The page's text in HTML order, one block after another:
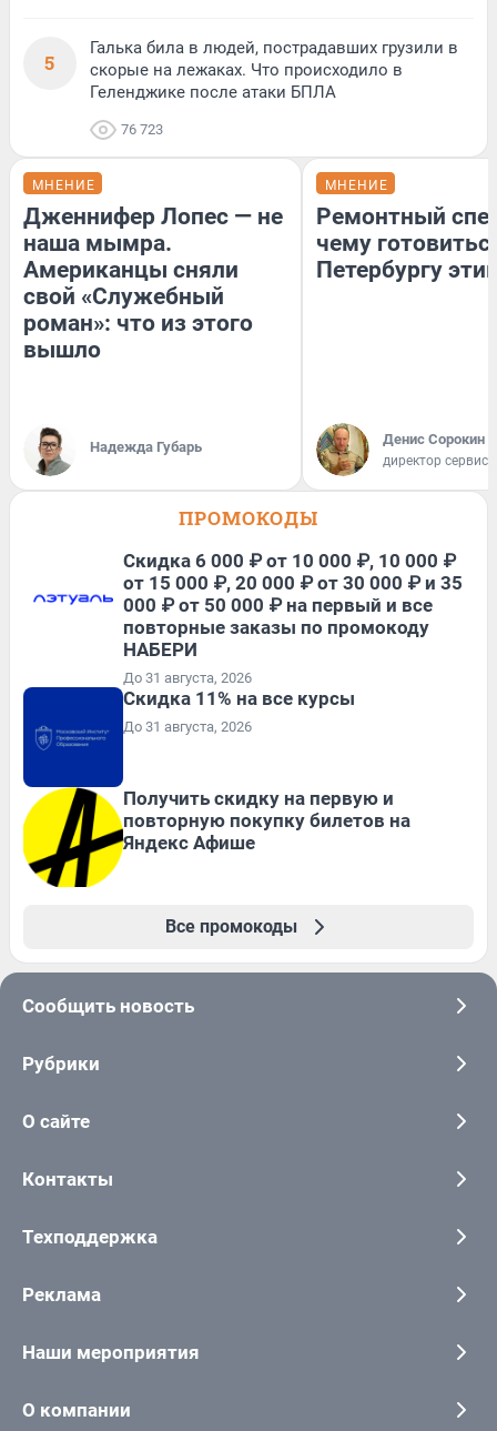
5
Галька била в людей, пострадавших грузили в
скорые на лежаках. Что происходило в
Геленджике после атаки БПЛА
76 723
МНЕНИЕ
Дженнифер Лопес — не
наша мымра.
Американцы сняли
свой «Служебный
роман»: что из этого
вышло
Надежда Губарь
МНЕНИЕ
Ремонтный
чему
Петербургу
Денис Сорокин
директор
ПРОМОКОДЫ
Скидка 6 000 ₽ от 10 000 ₽, 10 000 ₽
от 15 000 ₽, 20 000 ₽ от 30 000 ₽ и 35
000 ₽ от 50 000 ₽ на первый и все
повторные заказы по промокоду
НАБЕРИ
До 31 августа, 2026
Скидка 11% на все курсы
До 31 августа, 2026
Получить скидку на первую и
повторную покупку билетов на
Яндекс Афише
Все промокоды
Сообщить новость
Рубрики
О сайте
Контакты
Техподдержка
Реклама
Наши мероприятия
О компании